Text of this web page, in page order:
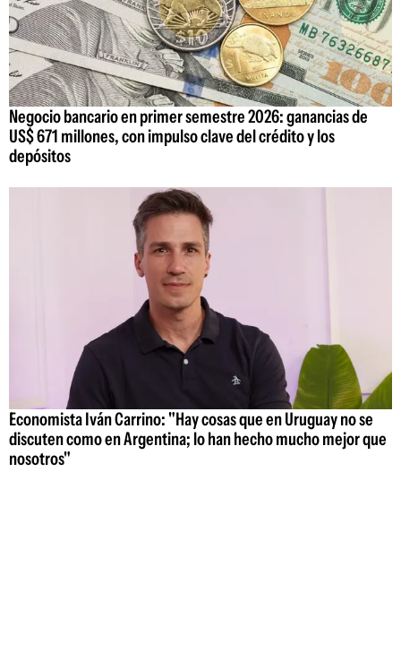
Negocio bancario en primer semestre 2026: ganancias de
US$ 671 millones, con impulso clave del crédito y los
depósitos
Economista Iván Carrino: "Hay cosas que en Uruguay no se
discuten como en Argentina; lo han hecho mucho mejor que
nosotros"